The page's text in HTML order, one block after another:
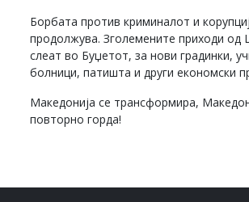
Борбата против криминалот и
продолжува. Зголемените приходи од
слеат во Буџетот, за нови градинки,
болници, патишта и други економски
Македонија се трансформира,
повторно горда!